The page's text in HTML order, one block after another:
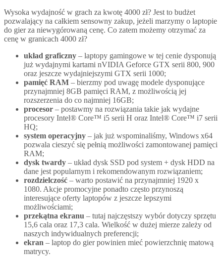
Wysoka wydajność w grach za kwotę 4000 zł? Jest to budżet
pozwalający na całkiem sensowny zakup, jeżeli marzymy o laptopie
do gier za niewygórowaną cenę. Co zatem możemy otrzymać za
cenę w granicach 4000 zł?
układ graficzny – laptopy gamingowe w tej cenie dysponują
już wydajnymi kartami nVIDIA Geforce GTX serii 800, 900
oraz jeszcze wydajniejszymi GTX serii 1000;
pamięć RAM – bierzmy pod uwagę modele dysponujące
przynajmniej 8GB pamięci RAM, z możliwością jej
rozszerzenia do co najmniej 16GB;
procesor – postawmy na rozwiązania takie jak wydajne
procesory Intel® Core™ i5 serii H oraz Intel® Core™ i7 serii
HQ;
system operacyjny – jak już wspominaliśmy, Windows x64
pozwala cieszyć się pełnią możliwości zamontowanej pamięci
RAM;
dysk twardy – układ dysk SSD pod system + dysk HDD na
dane jest popularnym i rekomendowanym rozwiązaniem;
rozdzielczość – warto postawić na przynajmniej 1920 x
1080. Akcje promocyjne ponadto często przynoszą
interesujące oferty laptopów z jeszcze lepszymi
możliwościami;
przekątna ekranu – tutaj najczęstszy wybór dotyczy sprzętu
15,6 cala oraz 17,3 cala. Wielkość w dużej mierze zależy od
naszych indywidualnych preferencji;
ekran – laptop do gier powinien mieć powierzchnię matową
matrycy.